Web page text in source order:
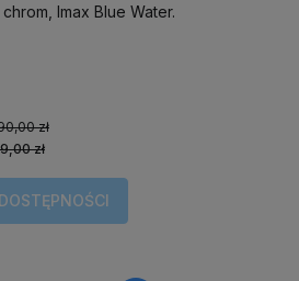
Imax Blue Water.
zł
zł